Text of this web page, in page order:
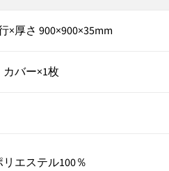
×厚さ 900×900×35mm
バー×1枚
リエステル100％